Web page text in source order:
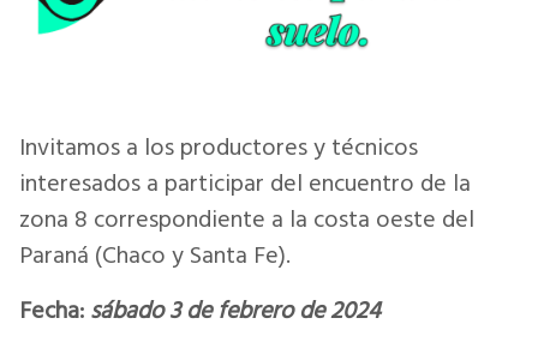
Invitamos a los productores y técnicos
interesados a participar del encuentro de la
zona 8 correspondiente a la costa oeste del
Paraná (Chaco y Santa Fe).
Fecha: sábado 3 de febrero de 2024